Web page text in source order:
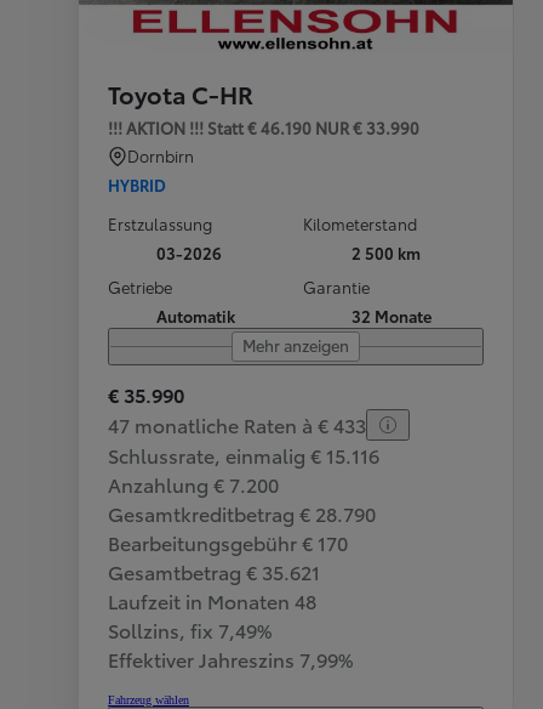
Toyota C-HR
!!! AKTION !!! Statt € 46.190 NUR € 33.990
Dornbirn
HYBRID
Erstzulassung
03-2026
Kilometerstand
2 500 km
Getriebe
Automatik
Garantie
32 Monate
Mehr anzeigen
€ 35.990
47 monatliche Raten à € 433
Schlussrate, einmalig € 15.116
Anzahlung € 7.200
Gesamtkreditbetrag € 28.790
Bearbeitungsgebühr € 170
Gesamtbetrag € 35.621
Laufzeit in Monaten 48
Sollzins, fix 7,49%
Effektiver Jahreszins 7,99%
Fahrzeug wählen